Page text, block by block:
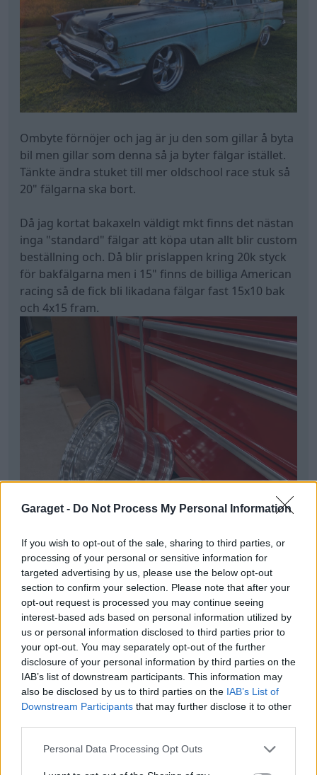
Garaget - Do Not Process My Personal Information
If you wish to opt-out of the sale, sharing to third parties, or
processing of your personal or sensitive information for
targeted advertising by us, please use the below opt-out
section to confirm your selection. Please note that after your
opt-out request is processed you may continue seeing
interest-based ads based on personal information utilized by
us or personal information disclosed to third parties prior to
your opt-out. You may separately opt-out of the further
disclosure of your personal information by third parties on the
IAB’s list of downstream participants. This information may
also be disclosed by us to third parties on the IAB’s List of
Downstream Participants that may further disclose it to other
Personal Data Processing Opt Outs
Ombyte förnöjer och jag är ju den som gillar å byta
bil men gillar som denna så ja byter fälgar istället.
Tänkte ändra stuket till mer oldschool race stuk så
20" fälgarna ska bort.
Då jag kortat bakaxeln väldigt mkt finns det nästan
inga "standard" fälgar att köpa utan allt blir custom
beställning och. Då blir prislappen kring 20k styck
för bakfälgarna men i 15" finns de billiga American
racing så de fick bli likadana fälgar fast 15x10 bak
och 4x15 fram.